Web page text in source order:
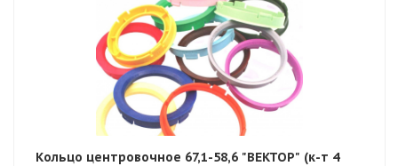
Кольцо центровочное 67,1-58,6 "ВЕКТОР" (к-т 4